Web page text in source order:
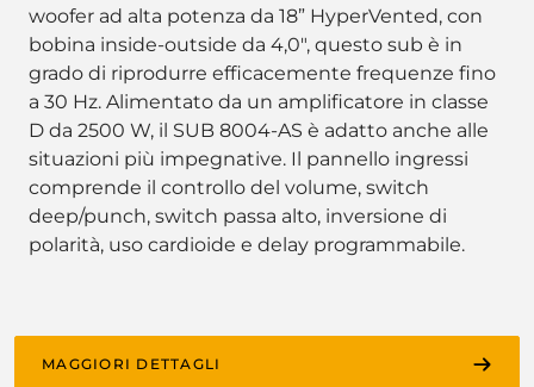
woofer ad alta potenza da 18” HyperVented, con
bobina inside-outside da 4,0", questo sub è in
grado di riprodurre efficacemente frequenze fino
a 30 Hz. Alimentato da un amplificatore in classe
D da 2500 W, il SUB 8004-AS è adatto anche alle
situazioni più impegnative. Il pannello ingressi
comprende il controllo del volume, switch
deep/punch, switch passa alto, inversione di
polarità, uso cardioide e delay programmabile.
MAGGIORI DETTAGLI